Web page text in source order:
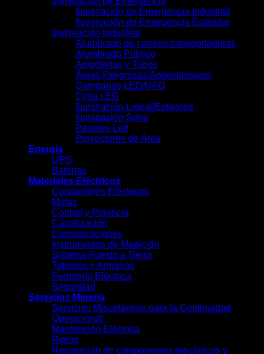
Iluminación de Emergencia Industrial
Iluminación de Emergencia Estándar
Iluminación Industrial
Alumbrado de correas transportadoras
Alumbrado Público
Ampolletas y Tubos
Áreas Peligrosas/Antiexplosivos
Campanas LED/UFO
Cinta LED
Iluminación Lineal/Estancos
Iluminación Solar
Paneles Led
Proyectores de Área
Energía
UPS
Baterías
Materiales Eléctricos
Conductores Eléctricos
Mufas
Control y Potencia
Canalización
Comunicaciones
Instrumentos de Medición
Sistema Puesto a Tierra
Tableros y Armarios
Ferretería Eléctrica
Seguridad
Servicios Minería
Servicios Misceláneos para la Continuidad
Operacional
Mantención Eléctrica
Piping
Reparación de componentes mecánicos y